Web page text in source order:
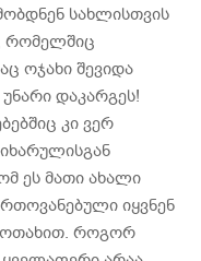
სახლისთვის
რომელშიც
ოჯახი შევიდა
დაკარგეს!
კი ვერ
ეს მათი ახალი
იყვნენ
ოთახით. როგორ